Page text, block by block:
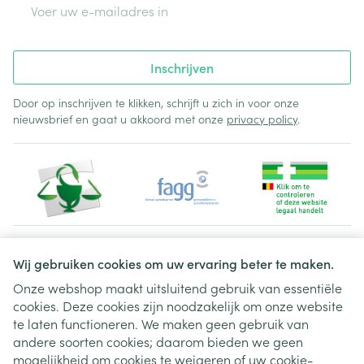
Wij gebruiken cookies om uw ervaring beter te maken.
Onze webshop maakt uitsluitend gebruik van essentiële
cookies. Deze cookies zijn noodzakelijk om onze website
te laten functioneren. We maken geen gebruik van
andere soorten cookies; daarom bieden we geen
mogelijkheid om cookies te weigeren of uw cookie-
Inschrijven
Door op inschrijven te klikken, schrijft u zich in voor onze
nieuwsbrief en gaat u akkoord met onze privacy policy.
Juridische links